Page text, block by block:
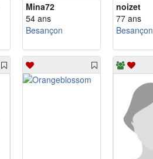
Mina72
54 ans
Besançon
noizet
77 ans
Besançon